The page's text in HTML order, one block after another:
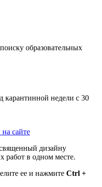
образовательных
карантинной недели c 30
сайте
дизайну
работ в одном месте.
ее и нажмите Ctrl +